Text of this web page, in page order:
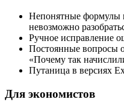
Непонятные формулы
невозможно
Ручное исправление
Постоянные вопросы
«Почему так
Путаница в версиях
Для экономистов